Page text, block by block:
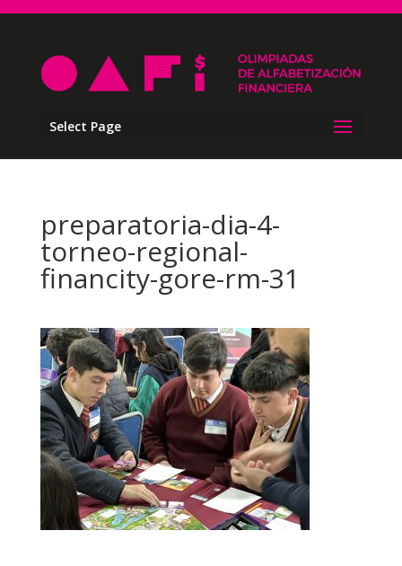
Select Page
preparatoria-dia-4-
torneo-regional-
financity-gore-rm-31